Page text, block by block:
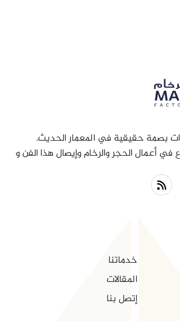
بصمة حقيقية في المعمار الحديث.
أعمال الحجر والرخام وإيصال هذا الفن و
خدماتنا
المقالات
إتصل بنا